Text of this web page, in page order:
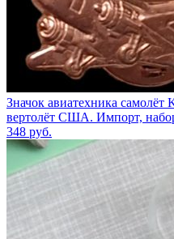
Значок авиатехника
вертолёт США. Импорт,
348 руб.